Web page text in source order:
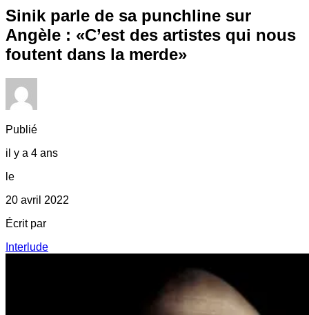
Sinik parle de sa punchline sur
Angèle : «C’est des artistes qui nous
foutent dans la merde»
Publié
il y a 4 ans
le
20 avril 2022
Écrit par
Interlude